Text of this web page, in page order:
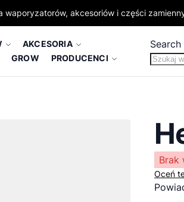
waporyzatorów, akcesoriów i części
AKCESORIA
GROW PRODUCENCI
Search
Brak
Oceń